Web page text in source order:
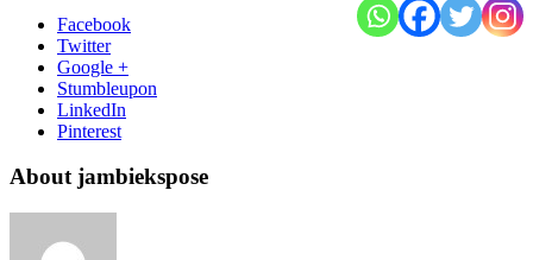
Facebook
Twitter
Google +
Stumbleupon
LinkedIn
Pinterest
About jambiekspose